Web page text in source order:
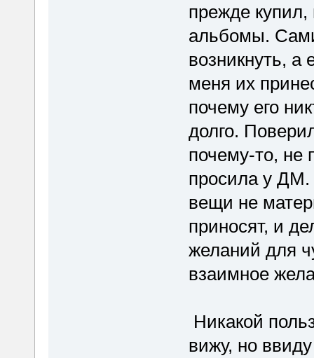
прежде
альбомы.
возникнуть, а
меня их
почему его
долго.
почему-то, не
просила у ДМ.
вещи не
приносят, и
желаний для
взаимное
Никакой
вижу, но